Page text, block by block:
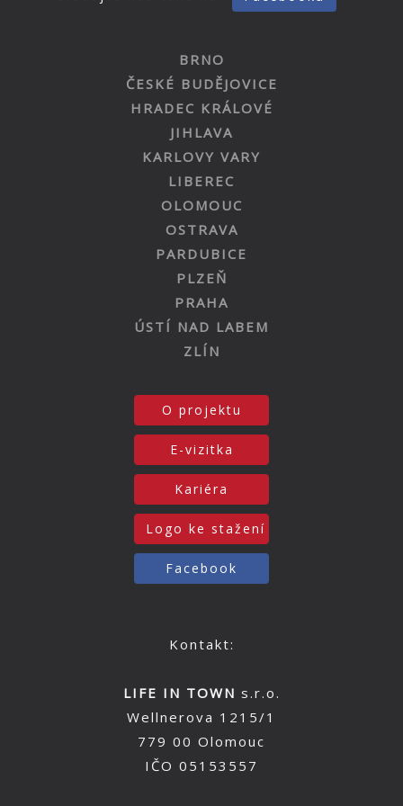
BRNO
ČESKÉ BUDĚJOVICE
HRADEC KRÁLOVÉ
JIHLAVA
KARLOVY VARY
LIBEREC
OLOMOUC
OSTRAVA
PARDUBICE
PLZEŇ
PRAHA
ÚSTÍ NAD LABEM
ZLÍN
O projektu
E-vizitka
Kariéra
Logo ke stažení
Facebook
Kontakt:
LIFE IN TOWN s.r.o.
Wellnerova 1215/1
779 00 Olomouc
IČO 05153557